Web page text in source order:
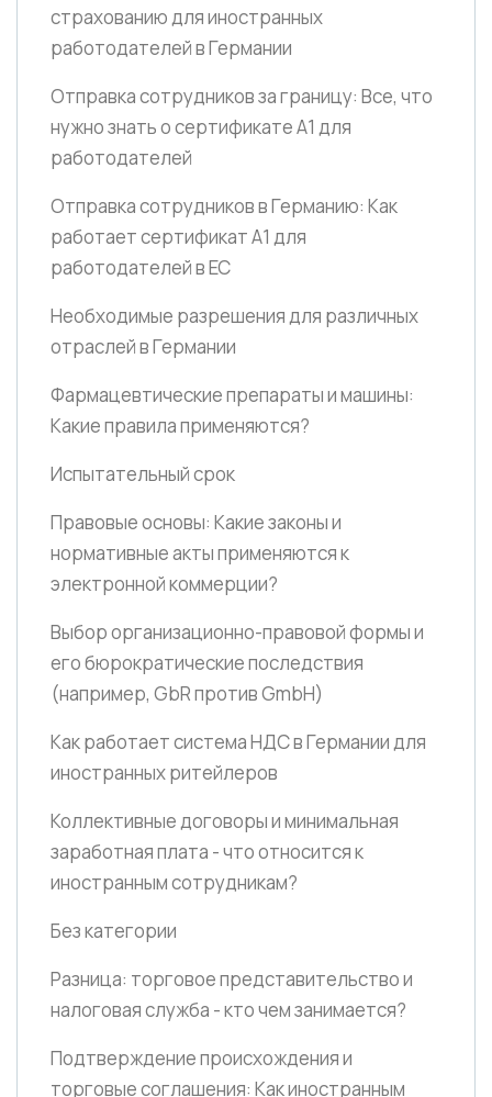
страхованию для иностранных
работодателей в Германии
Отправка сотрудников за границу: Все, что
нужно знать о сертификате A1 для
работодателей
Отправка сотрудников в Германию: Как
работает сертификат А1 для
работодателей в ЕС
Необходимые разрешения для различных
отраслей в Германии
Фармацевтические препараты и машины:
Какие правила применяются?
Испытательный срок
Правовые основы: Какие законы и
нормативные акты применяются к
электронной коммерции?
Выбор организационно-правовой формы и
его бюрократические последствия
(например, GbR против GmbH)
Как работает система НДС в Германии для
иностранных ритейлеров
Коллективные договоры и минимальная
заработная плата - что относится к
иностранным сотрудникам?
Без категории
Разница: торговое представительство и
налоговая служба - кто чем занимается?
Подтверждение происхождения и
торговые соглашения: Как иностранным